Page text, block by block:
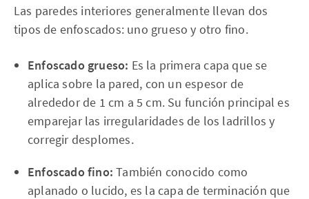
Las paredes interiores generalmente llevan dos
tipos de enfoscados: uno grueso y otro fino.
Enfoscado grueso: Es la primera capa que se
aplica sobre la pared, con un espesor de
alrededor de 1 cm a 5 cm. Su función principal es
emparejar las irregularidades de los ladrillos y
corregir desplomes.
Enfoscado fino: También conocido como
aplanado o lucido, es la capa de terminación que